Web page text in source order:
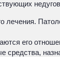
недугов
его
средства,